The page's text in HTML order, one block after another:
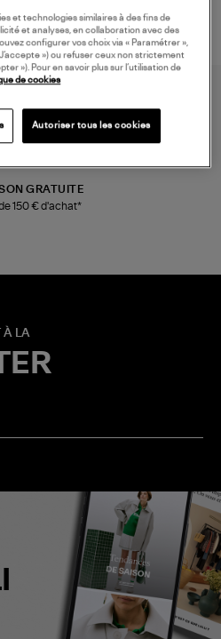
GRATUITE
150 € d'achat*
À LA
et technologies similaires à des fins de
et analyses, en collaboration avec des
configurer vos choix via « Paramétrer »,
») ou refuser ceux non strictement
»). Pour en savoir plus sur l’utilisation de
de cookies
Autoriser tous les cookies